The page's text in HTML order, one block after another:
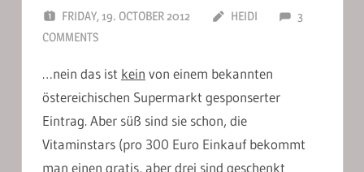
FRIDAY, 19. OCTOBER 2012 HEIDI
3
COMMENTS
…nein das ist kein von einem bekannten
östereichischen Supermarkt gesponserter
Eintrag. Aber süß sind sie schon, die
Vitaminstars (pro 300 Euro Einkauf bekommt
man einen gratis, aber drei sind geschenkt